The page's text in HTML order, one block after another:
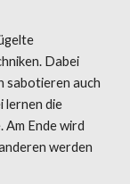
Dabei
sabotieren auch
lernen die
Am Ende wird
werden